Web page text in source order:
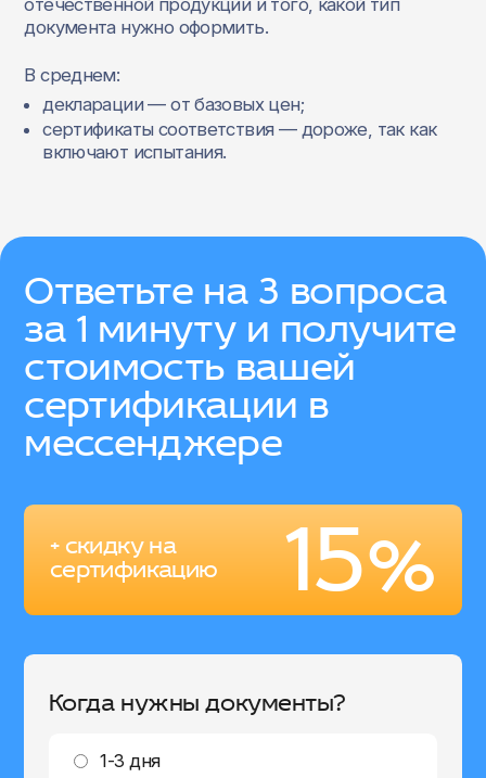
документа нужно оформить.
В среднем:
декларации — от базовых цен;
сертификаты соответствия — дороже, так как
включают испытания.
Ответьте на 3 вопроса
за 1 минуту и получите
стоимость вашей
сертификации в
мессенджере
+ скидку на
сертификацию 15%
Когда нужны документы?
1-3 дня